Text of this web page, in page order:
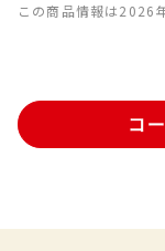
この商品情報は2026
コ